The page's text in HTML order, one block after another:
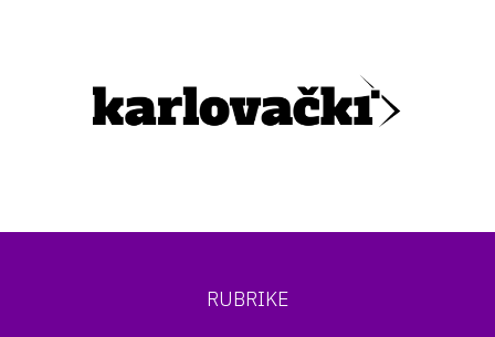
RUBRIKE